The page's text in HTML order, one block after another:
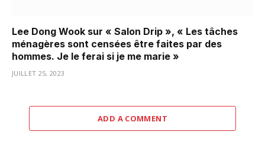
Lee Dong Wook sur « Salon Drip », « Les tâches
ménagères sont censées être faites par des
hommes. Je le ferai si je me marie »
JUILLET 25, 2023
ADD A COMMENT